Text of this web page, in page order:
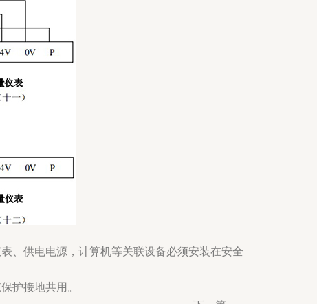
、供电电源，计算机等关联设备必须安装在安全
护接地共用。